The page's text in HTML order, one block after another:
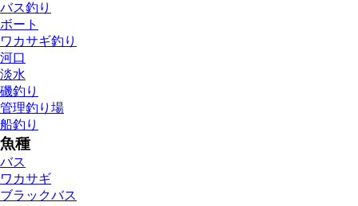
バス釣り
ボート
ワカサギ釣り
河口
淡水
磯釣り
管理釣り場
船釣り
魚種
バス
ワカサギ
ブラックバス